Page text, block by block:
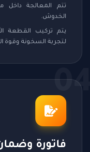
تتم المعالجة داخل
الخدوش.
يتم تركيب القطعة
لتجربة السخونة وقوة
فاتورة وضمان 6